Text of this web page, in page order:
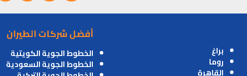
براغ
روما
القاهرة
أفضل شركات الطيران
الخطوط الجوية الكويتية
الخطوط الجوية السعودية